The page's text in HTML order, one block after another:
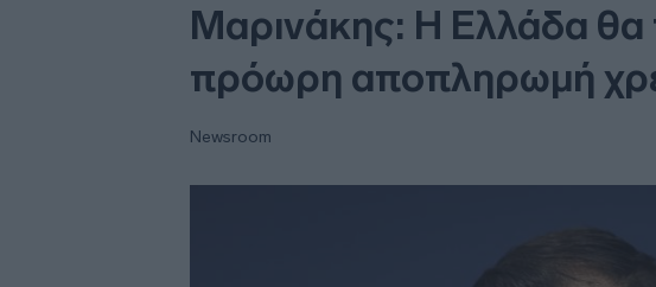
Μαρινάκης: Η Ελλάδα
πρόωρη αποπληρωμή
Newsroom